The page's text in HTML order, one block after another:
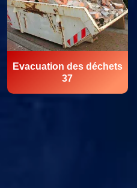
Evacuation des déchets
37